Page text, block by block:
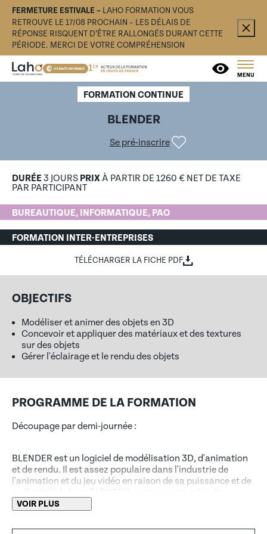
FERMETURE ESTIVALE – LAHO FORMATION VOUS
RETROUVE LE 17/08 PROCHAIN – LES DÉLAIS DE
RÉPONSE RISQUENT D’ÊTRE RALLONGÉS DURANT CETTE
PÉRIODE. MERCI DE VOTRE COMPRÉHENSION
MENU
FORMATION CONTINUE
BLENDER
Se pré-inscrire
DURÉE3 JOURS PRIXÀ PARTIR DE 1260 € NET DE TAXE
PAR PARTICIPANT
BUREAUTIQUE, INFORMATIQUE, PAO
FORMATION INTER-ENTREPRISES
TÉLÉCHARGER LA FICHE PDF
OBJECTIFS
Modéliser et animer des objets en 3D
Concevoir et appliquer des matériaux et des textures
sur des objets
Gérer l'éclairage et le rendu des objets
PROGRAMME DE LA FORMATION
Découpage par demi-journée :
BLENDER est un logiciel de modélisation 3D, d'animation
et de rendu. Il est assez populaire dans l'industrie de
l'animation et du jeu vidéo en raison de sa puissance et de
sa flexibilité. Avec BLENDER, vous pouvez créer des
personnages, des décors, des animations, des effets
ce qui le rend accessible à tous. Son interface peut
VOIR PLUS